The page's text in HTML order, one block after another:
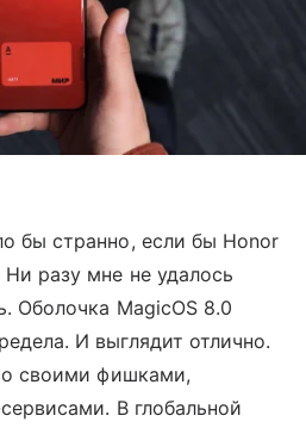
бы странно, если бы Honor
разу мне не удалось
Оболочка MagicOS 8.0
И выглядит отлично.
своими фишками,
В глобальной